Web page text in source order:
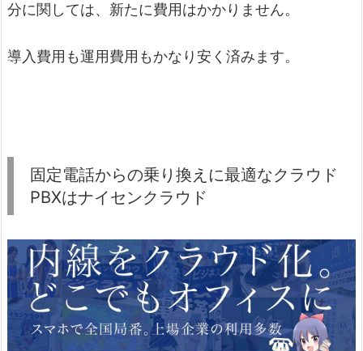
分に関しては、新たに費用はかかりません。
導入費用も運用費用もかなり安く済みます。
固定電話からの乗り換えに最適なクラウド
PBXはナイセンクラウド